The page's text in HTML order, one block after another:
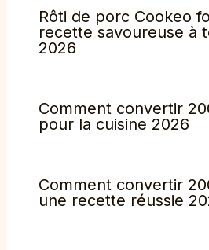
Rôti de porc Cookeo
recette savoureuse à
2026
Comment convertir
pour la cuisine 2026
Comment convertir
une recette réussie